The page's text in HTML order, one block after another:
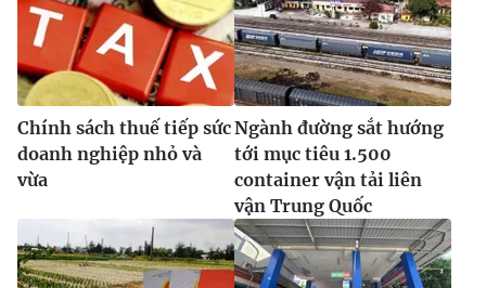
Chính sách thuế tiếp sức
doanh nghiệp nhỏ và
vừa
Ngành đường sắt hướng
tới mục tiêu 1.500
container vận tải liên
vận Trung Quốc